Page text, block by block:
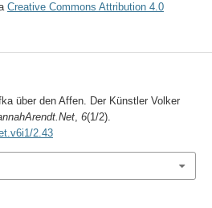
Creative Commons Attribution 4.0
über den Affen. Der Künstler Volker
, 6(1/2).
2.43